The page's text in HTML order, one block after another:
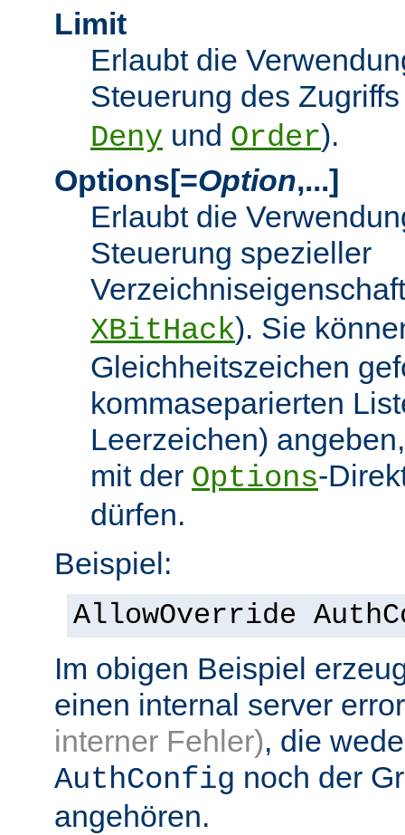
Limit
Erlaubt die
Steuerung des
Deny und Order).
Options[=Option,...]
Erlaubt die
Steuerung spezieller
XBitHack). Sie
Gleichheitszeichen
kommaseparierten
Leerzeichen)
mit der Options-
dürfen.
Beispiel:
AllowOverride
Im obigen Beispiel
einen internal server
interner Fehler), die
AuthConfig noch der
angehören.